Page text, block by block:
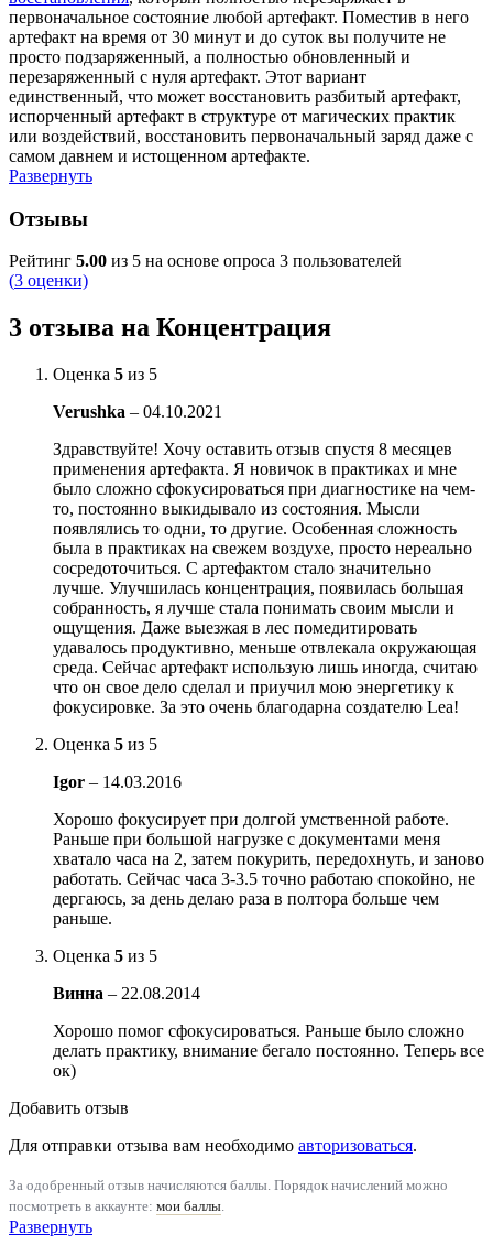
первоначальное состояние любой артефакт. Поместив в него
артефакт на время от 30 минут и до суток вы получите не
просто подзаряженный, а полностью обновленный и
перезаряженный с нуля артефакт. Этот вариант
единственный, что может восстановить разбитый артефакт,
испорченный артефакт в структуре от магических практик
или воздействий, восстановить первоначальный заряд даже с
самом давнем и истощенном артефакте.
Развернуть
Отзывы
Рейтинг 5.00 из 5 на основе опроса 3 пользователей
(3 оценки)
3 отзыва на Концентрация
Оценка 5 из 5
Verushka – 04.10.2021
Здравствуйте! Хочу оставить отзыв спустя 8 месяцев
применения артефакта. Я новичок в практиках и мне
было сложно сфокусироваться при диагностике на чем-
то, постоянно выкидывало из состояния. Мысли
появлялись то одни, то другие. Особенная сложность
была в практиках на свежем воздухе, просто нереально
сосредоточиться. С артефактом стало значительно
лучше. Улучшилась концентрация, появилась большая
собранность, я лучше стала понимать своим мысли и
ощущения. Даже выезжая в лес помедитировать
удавалось продуктивно, меньше отвлекала окружающая
среда. Сейчас артефакт использую лишь иногда, считаю
что он свое дело сделал и приучил мою энергетику к
фокусировке. За это очень благодарна создателю Lea!
Оценка 5 из 5
Igor – 14.03.2016
Хорошо фокусирует при долгой умственной работе.
Раньше при большой нагрузке с документами меня
хватало часа на 2, затем покурить, передохнуть, и заново
работать. Сейчас часа 3-3.5 точно работаю спокойно, не
дергаюсь, за день делаю раза в полтора больше чем
раньше.
Оценка 5 из 5
Винна – 22.08.2014
Хорошо помог сфокусироваться. Раньше было сложно
делать практику, внимание бегало постоянно. Теперь все
ок)
Добавить отзыв
Для отправки отзыва вам необходимо авторизоваться.
За одобренный отзыв начисляются баллы. Порядок начислений можно
посмотреть в аккаунте: мои баллы.
Развернуть